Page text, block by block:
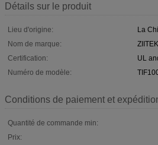
Détails sur le produit
Lieu d'origine:
La
Nom de marque:
ZIITEK
Certification:
UL
Numéro de modèle:
Conditions de paiement et
Quantité de commande min:
Prix: